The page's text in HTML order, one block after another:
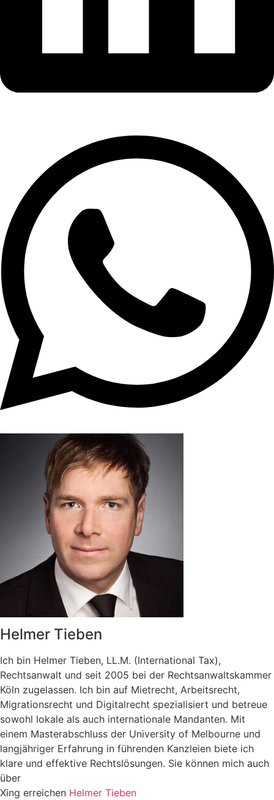
Helmer Tieben
Ich bin Helmer Tieben, LL.M. (International Tax),
Rechtsanwalt und seit 2005 bei der Rechtsanwaltskammer
Köln zugelassen. Ich bin auf Mietrecht, Arbeitsrecht,
Migrationsrecht und Digitalrecht spezialisiert und betreue
sowohl lokale als auch internationale Mandanten. Mit
einem Masterabschluss der University of Melbourne und
langjähriger Erfahrung in führenden Kanzleien biete ich
klare und effektive Rechtslösungen. Sie können mich auch
über
Xing erreichen Helmer Tieben